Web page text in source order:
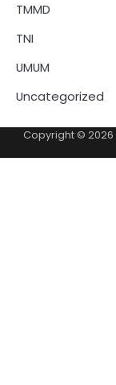
TMMD
TNI
UMUM
Uncategorized
Copyright © 2026